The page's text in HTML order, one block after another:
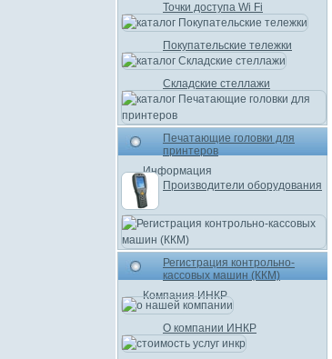
Точки доступа Wi Fi
Покупательские тележки
Складские стеллажи
Печатающие головки для
принтеров
Информация
Производители оборудования
Регистрация контрольно-
кассовых машин (ККМ)
Компания ИНКР
О компании ИНКР